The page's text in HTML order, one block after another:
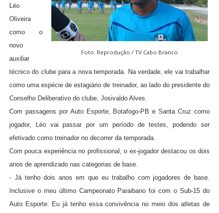
Foto: Reprodução / TV Cabo Branco
Léo
Oliveira
como o
novo
auxiliar
técnico do clube para a nova temporada. Na verdade, ele vai trabalhar
como uma espécie de estagiário de treinador, ao lado do presidente do
Conselho Deliberativo do clube, Josivaldo Alves.
Com passagens por Auto Esporte, Botafogo-PB e Santa Cruz como
jogador, Léo vai passar por um período de testes, podendo ser
efetivado como treinador no decorrer da temporada.
Com pouca experiência no profissional, o ex-jogador destacou os dois
anos de aprendizado nas categorias de base.
- Já tenho dois anos em que eu trabalho com jogadores de base.
Inclusive o meu último Campeonato Paraibano foi com o Sub-15 do
Auto Esporte. Eu já tenho essa convivência no meio dos atletas de